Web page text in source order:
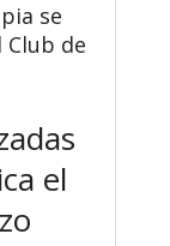
se
Club de
el